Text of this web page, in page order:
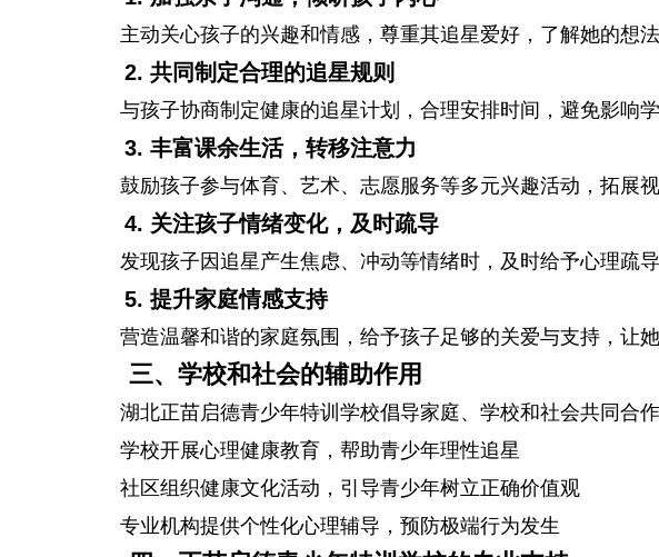
主动关心孩子的兴趣和情感，尊重其追星爱好，了解她的想
2. 共同制定合理的追星规则
与孩子协商制定健康的追星计划，合理安排时间，避免影响学
3. 丰富课余生活，转移注意力
鼓励孩子参与体育、艺术、志愿服务等多元兴趣活动，拓展
4. 关注孩子情绪变化，及时疏导
发现孩子因追星产生焦虑、冲动等情绪时，及时给予心理疏
5. 提升家庭情感支持
营造温馨和谐的家庭氛围，给予孩子足够的关爱与支持，让
三、学校和社会的辅助作用
湖北正苗启德青少年特训学校倡导家庭、学校和社会共同合作
学校开展心理健康教育，帮助青少年理性追星
社区组织健康文化活动，引导青少年树立正确价值观
专业机构提供个性化心理辅导，预防极端行为发生